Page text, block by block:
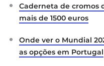
Caderneta de cromos
mais de 1500 euros
Onde ver o Mundial
as opções em Portugal